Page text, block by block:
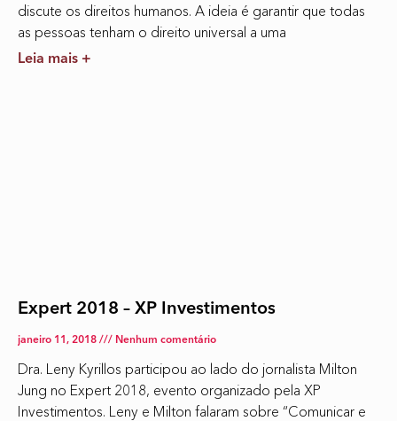
discute os direitos humanos. A ideia é garantir que todas
as pessoas tenham o direito universal a uma
Leia mais +
Expert 2018 – XP Investimentos
janeiro 11, 2018 Nenhum comentário
Dra. Leny Kyrillos participou ao lado do jornalista Milton
Jung no Expert 2018, evento organizado pela XP
Investimentos. Leny e Milton falaram sobre “Comunicar e